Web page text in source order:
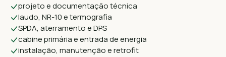
projeto e documentação técnica
laudo, NR-10 e termografia
SPDA, aterramento e DPS
cabine primária e entrada de energia
instalação, manutenção e retrofit